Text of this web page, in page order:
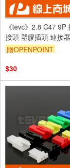
《tevc》2.8 C47 9P
接頭 塑膠插頭 連接
端子插座 電線接頭
贈OPENPOINT
$30